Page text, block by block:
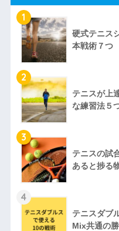
1
硬式テニス
本戦術７つ
2
テニスが上
な練習法５
3
テニスの試
あると捗る
4
テニスダブ
Mix共通の勝